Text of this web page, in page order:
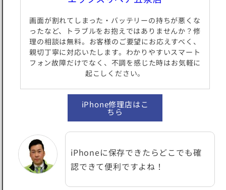
画面が割れてしまった・バッテリーの持ちが悪くな
ったなど、トラブルをお抱えではありませんか？修
理の相談は無料。お客様のご要望にお応えすべく、
親切丁寧に対応いたします。わかりやすいスマート
フォン故障だけでなく、不調を感じた時はお気軽に
起こしください。
iPhone修理店はこ
ちら
iPhoneに保存できたらどこでも確
認できて便利ですよね！